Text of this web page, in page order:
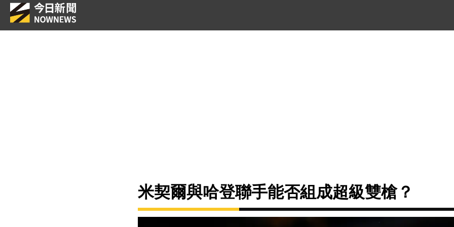
米契爾與哈登聯手能否組成超級雙槍？